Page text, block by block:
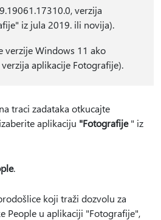
verzija
iz jula 2019. ili novija).
verzije Windows 11 ako
aplikacije Fotografije).
traci zadataka otkucajte
aplikaciju "Fotografije" iz
.
koji traži dozvolu za
People u aplikaciji "Fotografije",